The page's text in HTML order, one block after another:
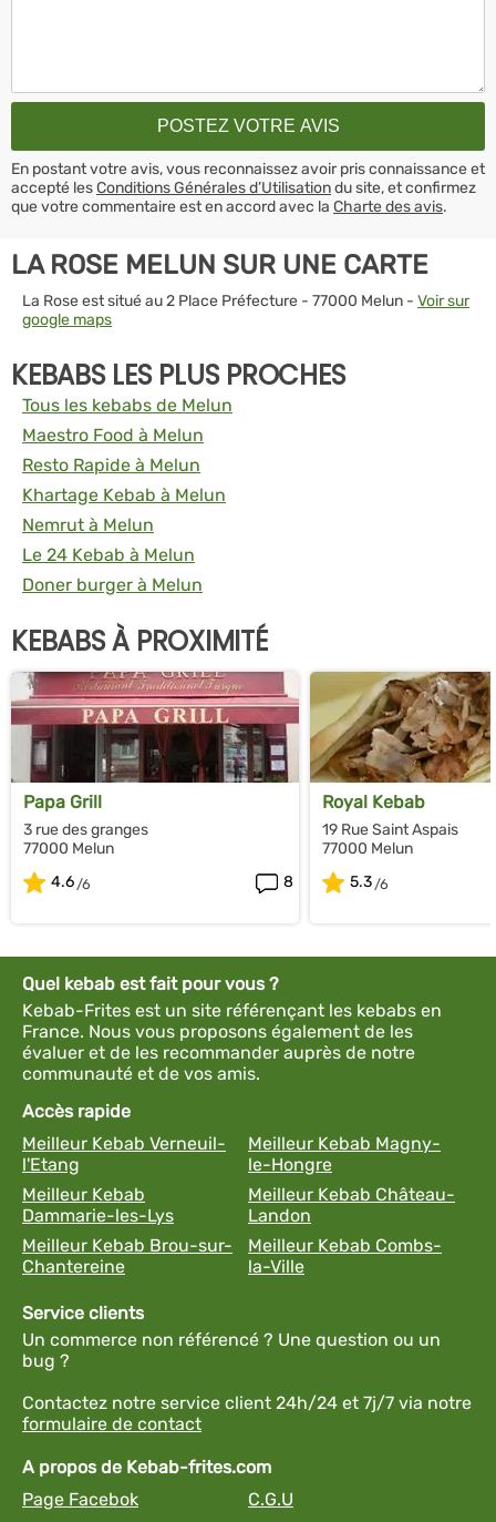
En postant votre avis, vous reconnaissez avoir pris connaissance et
accepté lesConditions Générales d’Utilisationdu site, et confirmez
que votre commentaire est en accord avec la Charte des avis.
LA ROSE MELUN SUR UNE CARTE
La Rose est situé au 2 Place Préfecture - 77000 Melun - Voir sur
google maps
KEBABS LES PLUS PROCHES
Tous les kebabs de Melun
Maestro Food à Melun
Resto Rapide à Melun
Khartage Kebab à Melun
Nemrut à Melun
Le 24 Kebab à Melun
Doner burger à Melun
KEBABS À PROXIMITÉ
Papa Grill
3 rue des granges
77000 Melun
4.6
8
Royal Kebab
19 Rue Saint Aspais
77000 Melun
5.3
Quel kebab est fait pour vous ?
Kebab-Frites est un site référençant les kebabs en
France. Nous vous proposons également de les
évaluer et de les recommander auprès de notre
communauté et de vos amis.
Accès rapide
Meilleur Kebab Verneuil-
l'Etang
Meilleur Kebab Magny-
le-Hongre
Meilleur Kebab
Dammarie-les-Lys
Meilleur Kebab Château-
Landon
Meilleur Kebab Brou-sur-
Chantereine
Meilleur Kebab Combs-
la-Ville
Service clients
Un commerce non référencé ? Une question ou un
bug ?
Contactez notre service client 24h/24 et 7j/7 via notre
formulaire de contact
A propos de Kebab-frites.com
Page Facebok
C.G.U